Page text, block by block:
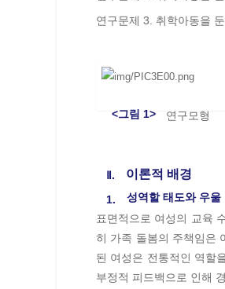
연구문제 3. 취학아동을
<그림 1> 연구모형
Ⅱ. 이론적 배경
1.
성역할 태도와 우울
표면적으로 여성의 교육
히 가족 돌봄의 주책임은
된 여성은 전통적인 역할
부정적 피드백으로 인해